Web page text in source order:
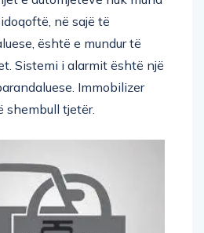
në sajë të
është e mundur të
Sistemi i alarmit është një
Immobilizer
shembull tjetër.